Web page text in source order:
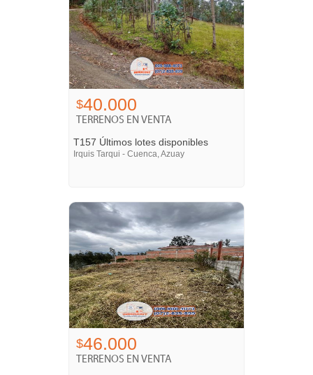
$40.000
TERRENOS EN VENTA
T157 Últimos lotes disponibles
Irquis Tarqui - Cuenca, Azuay
$46.000
TERRENOS EN VENTA